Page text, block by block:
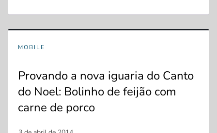
MOBILE
Provando a nova iguaria do Canto
do Noel: Bolinho de feijão com
carne de porco